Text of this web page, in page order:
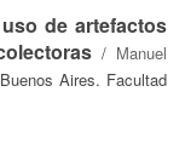
de artefactos
/ Manuel
Aires. Facultad